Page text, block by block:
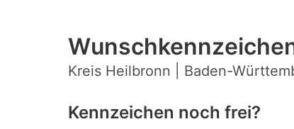
Kreis Heilbronn | Baden-
Kennzeichen noch frei?